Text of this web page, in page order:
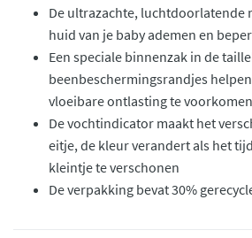
De ultrazachte, luchtdoorlatende
huid van je baby ademen en
Een speciale binnenzak in de
beenbeschermingsrandjes
vloeibare ontlasting te voorkomen
De vochtindicator maakt het
eitje, de kleur verandert als het
kleintje te verschonen
De verpakking bevat 30%